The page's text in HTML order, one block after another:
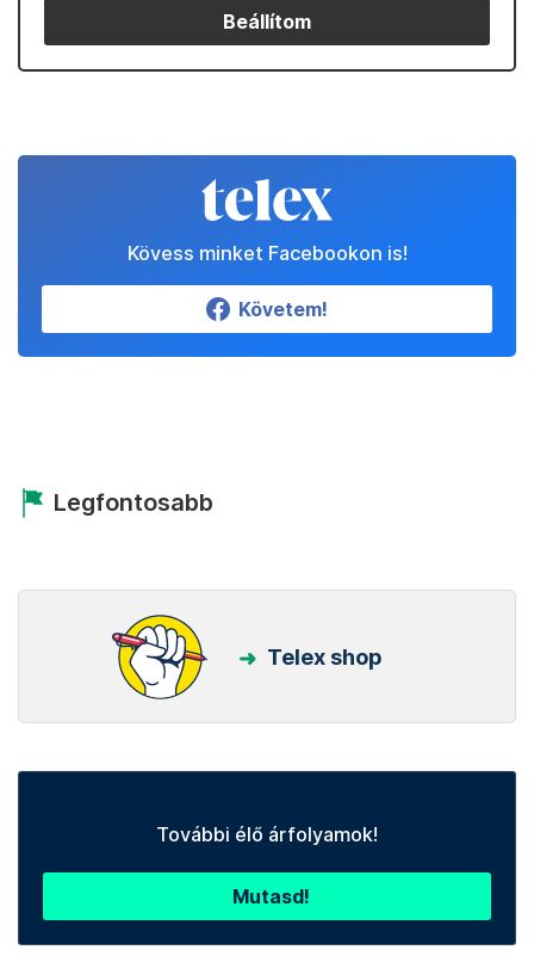
Beállítom
Kövess minket Facebookon is!
Követem!
Legfontosabb
Telex shop
További élő árfolyamok!
Mutasd!